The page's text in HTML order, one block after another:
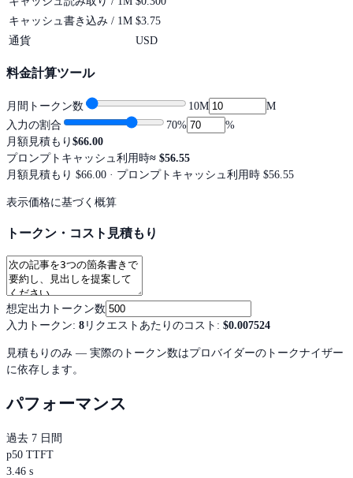
キャッシュ書き込み / 1M $3.75
通貨
USD
料金計算ツール
月間トークン数 10M
M
入力の割合
70%
%
月額見積もり $66.00
プロンプトキャッシュ利用時≈ $56.55
月額見積もり $66.00 · プロンプトキャッシュ利用時 $56.55
表示価格に基づく概算
トークン・コスト見積もり
想定出力トークン数
入力トークン: 8 リクエストあたりのコスト : $0.007524
見積もりのみ — 実際のトークン数はプロバイダーのトークナイザー
に依存します。
パフォーマンス
過去 7 日間
p50 TTFT
3.46 s